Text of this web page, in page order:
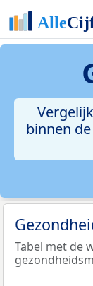
binnen
Tabel met de